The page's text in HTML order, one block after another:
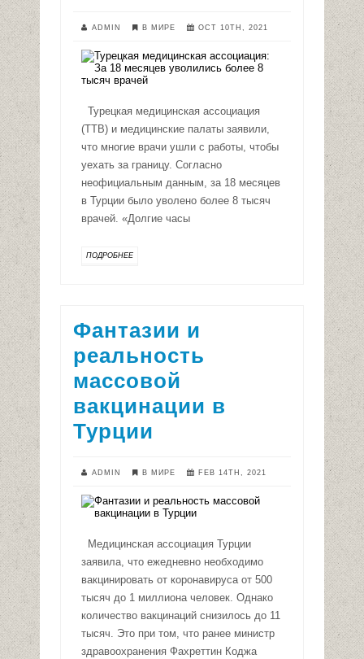
ADMIN В МИРЕ OCT 10TH, 2021
Турецкая медицинская ассоциация
(TTB) и медицинские палаты заявили,
что многие врачи ушли с работы, чтобы
уехать за границу. Согласно
неофициальным данным, за 18 месяцев
в Турции было уволено более 8 тысяч
врачей. «Долгие часы
ПОДРОБНЕЕ
Фантазии и
реальность
массовой
вакцинации в
Турции
ADMIN В МИРЕ FEB 14TH, 2021
Медицинская ассоциация Турции
заявила, что ежедневно необходимо
вакцинировать от коронавируса от 500
тысяч до 1 миллиона человек. Однако
количество вакцинаций снизилось до 11
тысяч. Это при том, что ранее министр
здравоохранения Фахреттин Коджа